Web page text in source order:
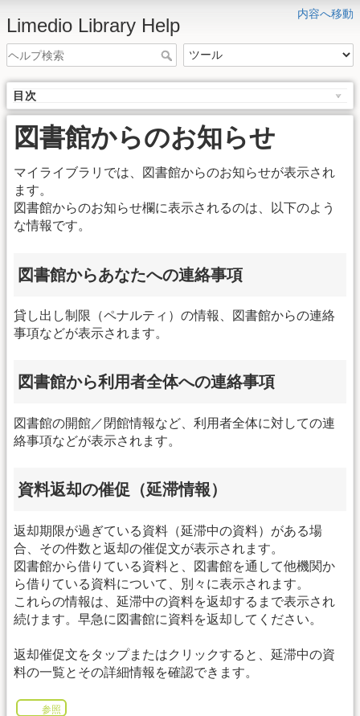
内容へ移動
Limedio Library Help
目次
図書館からのお知らせ
マイライブラリでは、図書館からのお知らせが表示され
ます。
図書館からのお知らせ欄に表示されるのは、以下のよう
な情報です。
図書館からあなたへの連絡事項
貸し出し制限（ペナルティ）の情報、図書館からの連絡
事項などが表示されます。
図書館から利用者全体への連絡事項
図書館の開館／閉館情報など、利用者全体に対しての連
絡事項などが表示されます。
資料返却の催促（延滞情報）
返却期限が過ぎている資料（延滞中の資料）がある場
合、その件数と返却の催促文が表示されます。
図書館から借りている資料と、図書館を通して他機関か
ら借りている資料について、別々に表示されます。
これらの情報は、延滞中の資料を返却するまで表示され
続けます。早急に図書館に資料を返却してください。
返却催促文をタップまたはクリックすると、延滞中の資
料の一覧とその詳細情報を確認できます。
参照